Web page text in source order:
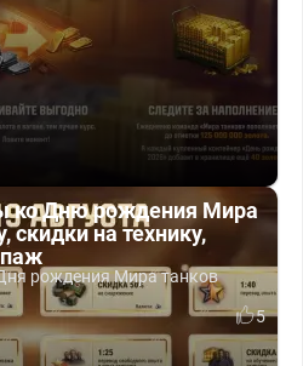
ко Дню рождения Мира
скидки на технику,
рождения Мира танков
5